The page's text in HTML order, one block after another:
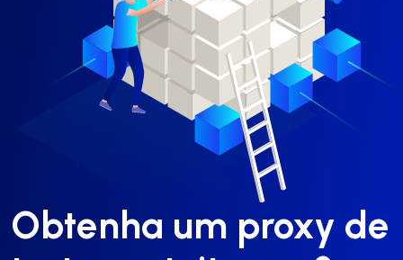
Obtenha um proxy de